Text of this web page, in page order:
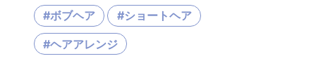
#ボブヘア #ショートヘア
#ヘアアレンジ